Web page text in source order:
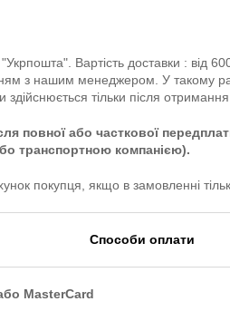
Вартість доставки : від
з нашим менеджером. У такому
здійснюється тільки після
повної або часткової
транспортною компанією).
покупця, якщо в замовленні
Способи оплати
MasterCard